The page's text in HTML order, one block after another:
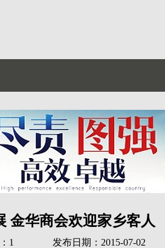
金华商会欢迎家乡客人
1 发布日期：2015-07-02